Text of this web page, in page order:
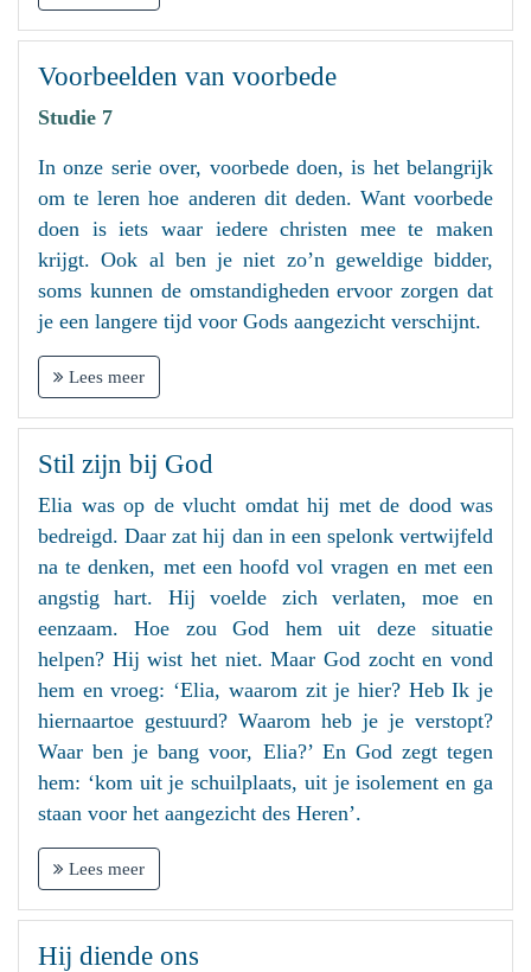
Voorbeelden van voorbede
Studie 7
In onze serie over, voorbede doen, is het belangrijk
om te leren hoe anderen dit deden. Want voorbede
doen is iets waar iedere christen mee te maken
krijgt. Ook al ben je niet zo’n geweldige bidder,
soms kunnen de omstandigheden ervoor zorgen dat
je een langere tijd voor Gods aangezicht verschijnt.
Lees meer
Stil zijn bij God
Elia was op de vlucht omdat hij met de dood was
bedreigd. Daar zat hij dan in een spelonk vertwijfeld
na te denken, met een hoofd vol vragen en met een
angstig hart. Hij voelde zich verlaten, moe en
eenzaam. Hoe zou God hem uit deze situatie
helpen? Hij wist het niet. Maar God zocht en vond
hem en vroeg: ‘Elia, waarom zit je hier? Heb Ik je
hiernaartoe gestuurd? Waarom heb je je verstopt?
Waar ben je bang voor, Elia?’ En God zegt tegen
hem: ‘kom uit je schuilplaats, uit je isolement en ga
staan voor het aangezicht des Heren’.
Lees meer
Hij diende ons